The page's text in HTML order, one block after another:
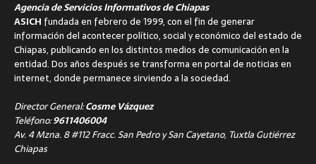
Agencia de Servicios Informativos de Chiapas
ASICH fundada en febrero de 1999, con el fin de generar
información del acontecer político, social y económico del estado de
Chiapas, publicando en los distintos medios de comunicación en la
entidad. Dos años después se transforma en portal de noticias en
internet, donde permanece sirviendo a la sociedad.
Director General:Cosme Vázquez
Teléfono:9611406004
Av. 4 Mzna. 8 #112 Fracc. San Pedro y San Cayetano, Tuxtla Gutiérrez
Chiapas